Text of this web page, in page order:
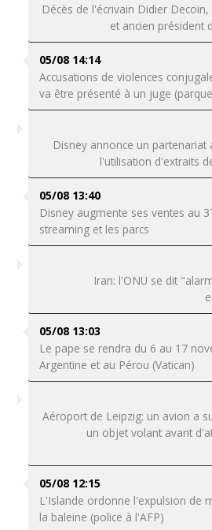
Décès de l'écrivain Didier
et ancien président
05/08 14:14
Accusations de violences
va être présenté à un juge
Disney annonce un
l'utilisation d'extraits
05/08 13:40
Disney augmente ses ventes au
streaming et les parcs
Iran: l'ONU se dit
05/08 13:03
Le pape se rendra du 6 au 17
Argentine et au Pérou (Vatican)
Aéroport de Leipzig: un avion a
un objet volant avant
05/08 12:15
L'Islande ordonne l'expulsion de
la baleine (police à l'AFP)